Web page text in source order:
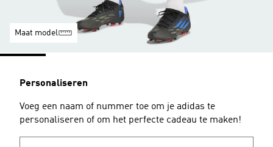
Maat model
Personaliseren
Voeg een naam of nummer toe om je adidas te
personaliseren of om het perfecte cadeau te maken!